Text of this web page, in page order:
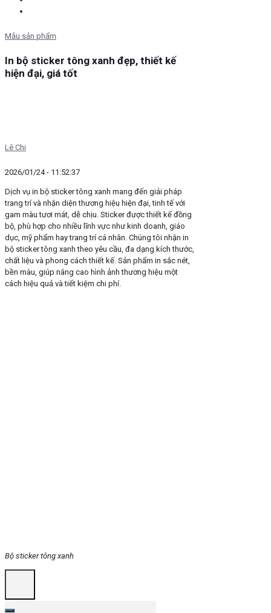
Mẫu sản phẩm
In bộ sticker tông xanh đẹp, thiết kế
hiện đại, giá tốt
Lê Chi
2026/01/24 - 11:52:37
Dịch vụ in bộ sticker tông xanh mang đến giải pháp
trang trí và nhận diện thương hiệu hiện đại, tinh tế với
gam màu tươi mát, dễ chịu. Sticker được thiết kế đồng
bộ, phù hợp cho nhiều lĩnh vực như kinh doanh, giáo
dục, mỹ phẩm hay trang trí cá nhân. Chúng tôi nhận in
bộ sticker tông xanh theo yêu cầu, đa dạng kích thước,
chất liệu và phong cách thiết kế. Sản phẩm in sắc nét,
bền màu, giúp nâng cao hình ảnh thương hiệu một
cách hiệu quả và tiết kiệm chi phí.
Bộ sticker tông xanh